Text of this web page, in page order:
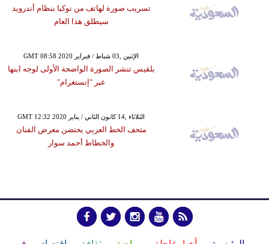
تسريب صورة لهاتف من نوكيا بنظام أندرويد
سيطلق هذا العام
GMT 08:58 2020 الإثنين ,03 شباط / فبراير
بلقيس تنشر الصورة الواضحة الأولى لوجه ابنها
عبر "إنستغرام"
GMT 12:32 2020 الثلاثاء ,14 كانون الثاني / يناير
متحف الخط العربي يحتضن معرض الفنان
والخطاط أحمد سوار